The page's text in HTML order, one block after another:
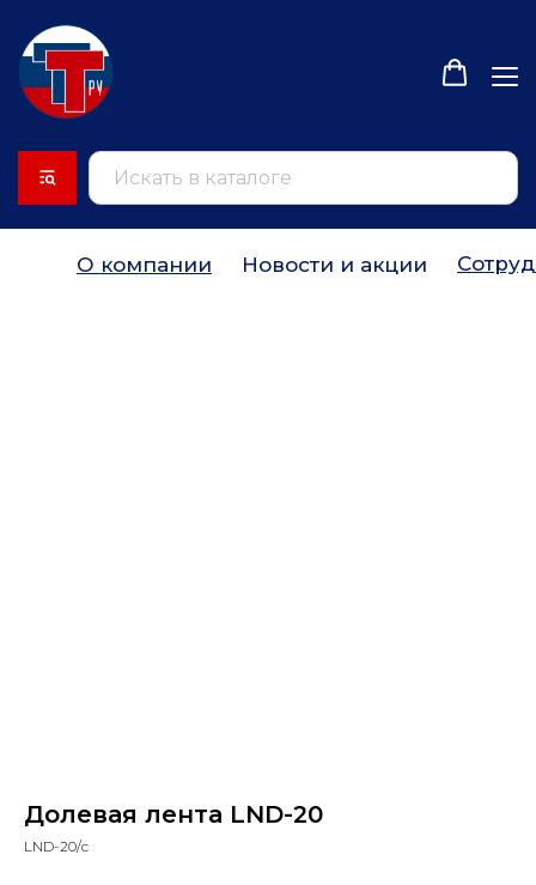
О компании Новости и акции
Долевая лента LND-20
LND-20/с